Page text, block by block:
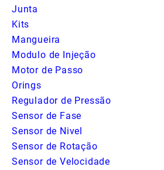
Junta
Kits
Mangueira
Modulo de Injeção
Motor de Passo
Orings
Regulador de Pressão
Sensor de Fase
Sensor de Nivel
Sensor de Rotação
Sensor de Velocidade